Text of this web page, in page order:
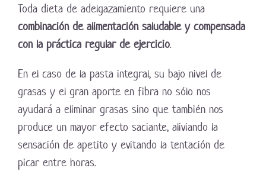
Toda dieta de adelgazamiento requiere una
combinación de alimentación saludable y compensada
con la práctica regular de ejercicio.
En el caso de la pasta integral, su bajo nivel de
grasas y el gran aporte en fibra no sólo nos
ayudará a eliminar grasas sino que también nos
produce un mayor efecto saciante, aliviando la
sensación de apetito y evitando la tentación de
picar entre horas.